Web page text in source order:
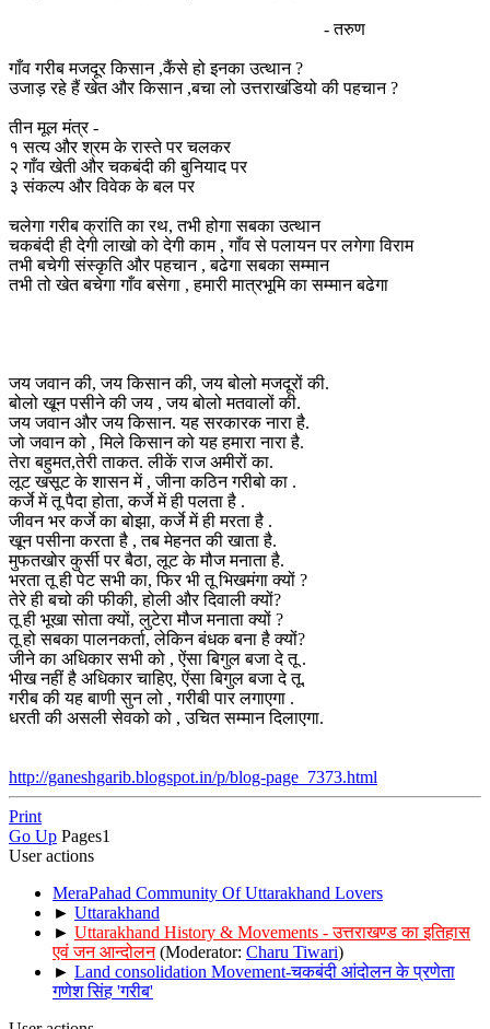
- तरुण
गाँव गरीब मजदूर किसान ,कैंसे हो इनका उत्थान ?
उजाड़ रहे हैं खेत और किसान ,बचा लो उत्तराखंडियो की पहचान ?
तीन मूल मंत्र -
१ सत्य और श्रम के रास्ते पर चलकर
२ गाँव खेती और चकबंदी की बुनियाद पर
३ संकल्प और विवेक के बल पर
चलेगा गरीब क्रांति का रथ, तभी होगा सबका उत्थान
चकबंदी ही देगी लाखो को देगी काम , गाँव से पलायन पर लगेगा विराम
तभी बचेगी संस्कृति और पहचान , बढेगा सबका सम्मान
तभी तो खेत बचेगा गाँव बसेगा , हमारी मात्रभूमि का सम्मान बढेगा
जय जवान की, जय किसान की, जय बोलो मजदूरों की.
बोलो खून पसीने की जय , जय बोलो मतवालों की.
जय जवान और जय किसान. यह सरकारक नारा है.
जो जवान को , मिले किसान को यह हमारा नारा है.
तेरा बहुमत,तेरी ताकत. लीकें राज अमीरों का.
लूट खसूट के शासन में , जीना कठिन गरीबो का .
कर्जे में तू पैदा होता, कर्जे में ही पलता है .
जीवन भर कर्जे का बोझा, कर्जे में ही मरता है .
खून पसीना करता है , तब मेहनत की खाता है.
मुफतखोर कुर्सी पर बैठा, लूट के मौज मनाता है.
भरता तू ही पेट सभी का, फिर भी तू भिखमंगा क्यों ?
तेरे ही बचो की फीकी, होली और दिवाली क्यों?
तू ही भूखा सोता क्यों, लुटेरा मौज मनाता क्यों ?
तू हो सबका पालनकर्ता, लेकिन बंधक बना है क्यों?
जीने का अधिकार सभी को , ऐंसा बिगुल बजा दे तू .
भीख नहीं है अधिकार चाहिए, ऐंसा बिगुल बजा दे तू.
गरीब की यह बाणी सुन लो , गरीबी पार लगाएगा .
धरती की असली सेवको को , उचित सम्मान दिलाएगा.
http://ganeshgarib.blogspot.in/p/blog-page_7373.html
Print
Go Up Pages1
User actions
MeraPahad Community Of Uttarakhand Lovers
► Uttarakhand
► Uttarakhand History & Movements - उत्तराखण्ड का इतिहास
एवं जन आन्दोलन (Moderator: Charu Tiwari)
► Land consolidation Movement-चकबंदी आंदोलन के प्रणेता
गणेश सिंह 'गरीब'